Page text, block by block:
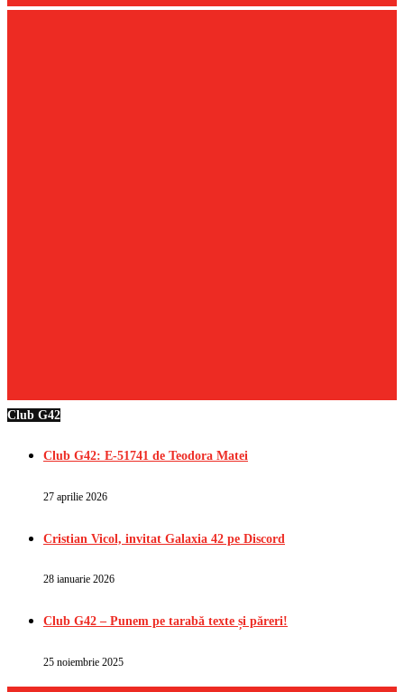
Club G42
Club G42: E-51741 de Teodora Matei
27 aprilie 2026
Cristian Vicol, invitat Galaxia 42 pe Discord
28 ianuarie 2026
Club G42 – Punem pe tarabă texte și păreri!
25 noiembrie 2025